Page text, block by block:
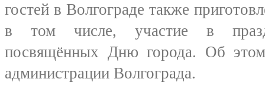
гостей в Волгограде также
в том числе, участие в
посвящённых Дню города. Об
администрации Волгограда.